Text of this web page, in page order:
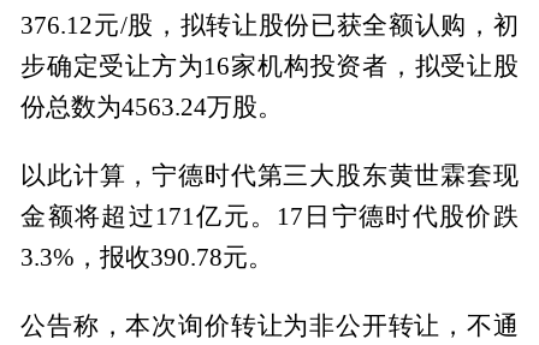
376.12元/股，拟转让股份已获全额认购，初
步确定受让方为16家机构投资者，拟受让股
份总数为4563.24万股。
以此计算，宁德时代第三大股东黄世霖套现
金额将超过171亿元。17日宁德时代股价跌
3.3%，报收390.78元。
公告称，本次询价转让为非公开转让，不通